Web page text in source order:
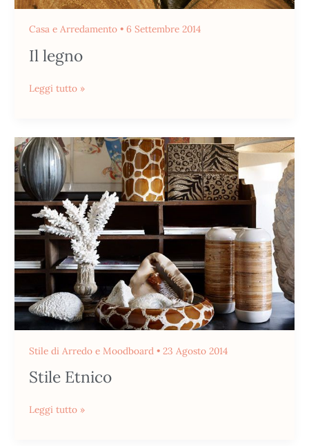
Casa e Arredamento• 6 Settembre 2014
Il legno
Leggi tutto »
Stile di Arredo e Moodboard• 23 Agosto 2014
Stile Etnico
Stile
Etnico
Leggi tutto »